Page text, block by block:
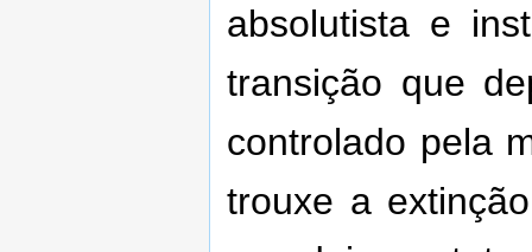
absolutista e
transição que
controlado pela
trouxe a